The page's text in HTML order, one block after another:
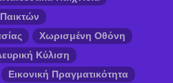
Χωρισμένη Οθόνη
Κύλιση
Εικονική Πραγματικότητα